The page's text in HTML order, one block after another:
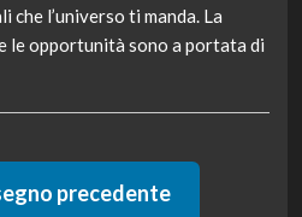
l’universo ti manda. La
le opportunità sono a portata di
precedente